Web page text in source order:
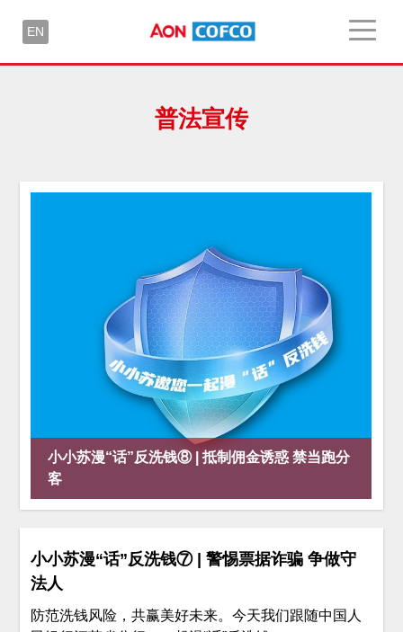
EN
普法宣传
小小苏漫“话”反洗钱⑧ | 抵制佣金诱惑 禁当跑分
客
小小苏漫“话”反洗钱⑦ | 警惕票据诈骗 争做守
法人
防范洗钱风险，共赢美好未来。今天我们跟随中国人